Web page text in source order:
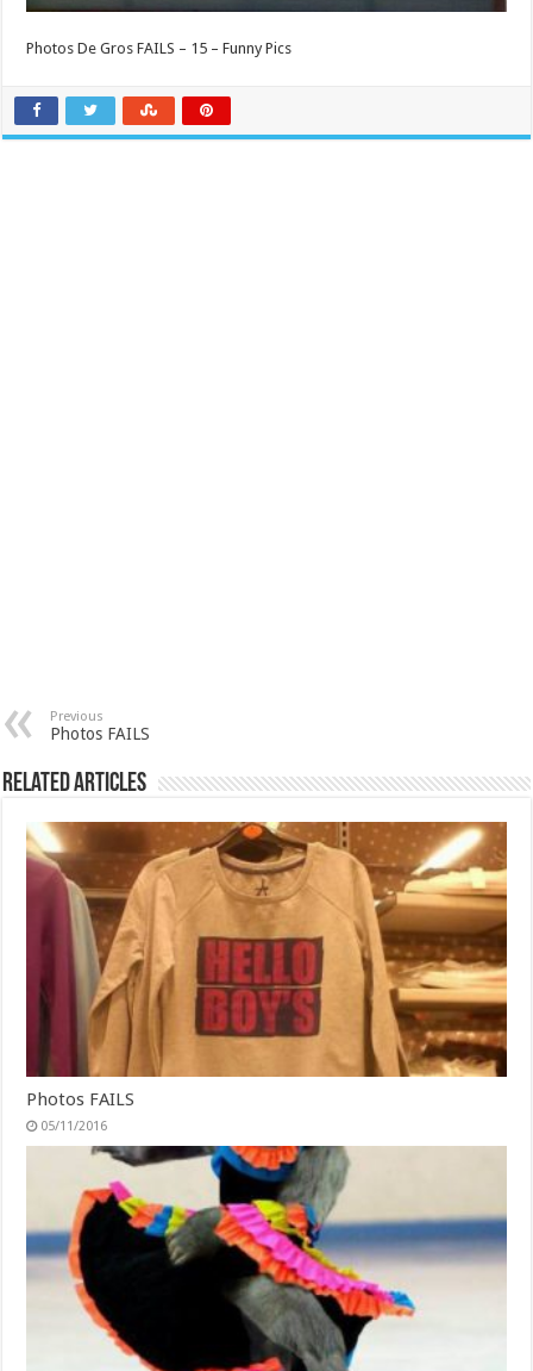
Photos De Gros FAILS – 15 – Funny Pics
Previous
Photos FAILS
Related Articles
Photos FAILS
05/11/2016